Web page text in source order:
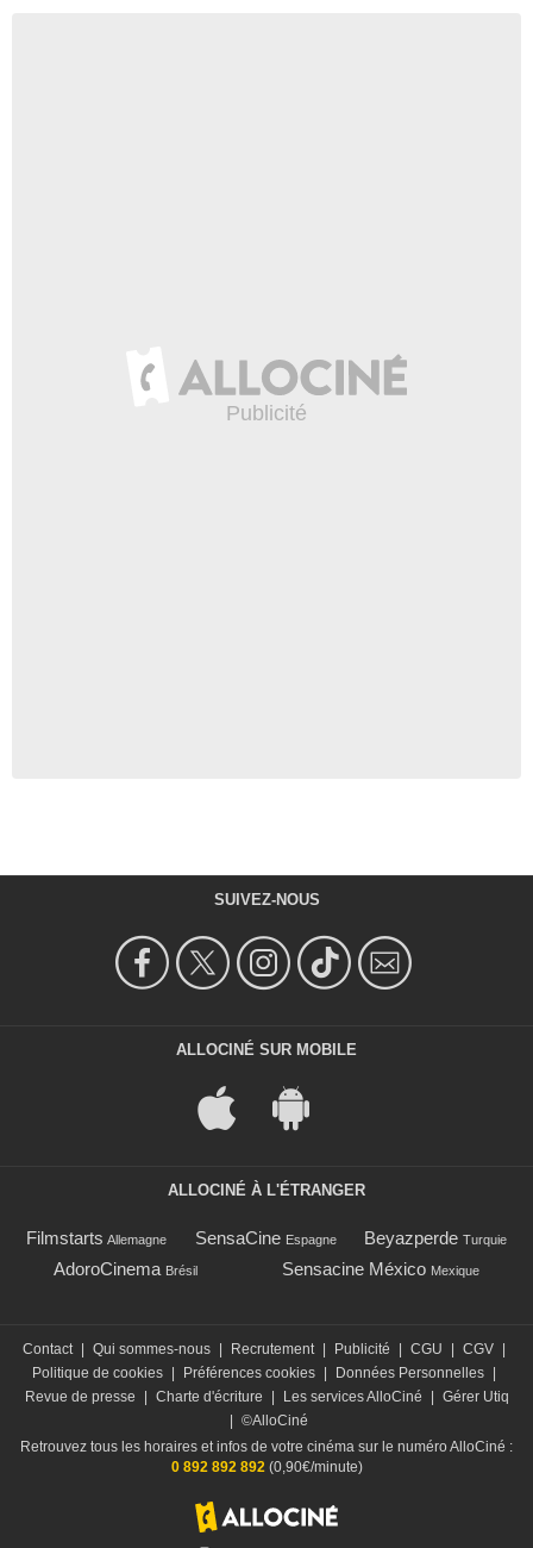
SUIVEZ-NOUS
ALLOCINÉ SUR MOBILE
ALLOCINÉ À L'ÉTRANGER
Filmstarts Allemagne SensaCine Espagne Beyazperde Turquie
AdoroCinema Brésil Sensacine México Mexique
Contact Qui sommes-nous Recrutement Publicité CGU CGV
Politique de cookies
Préférences cookies Données Personnelles
Revue de presse
Charte d'écriture Les services AlloCiné
Gérer Utiq
©AlloCiné
Retrouvez tous les horaires et infos de votre cinéma sur le numéro AlloCiné :
0 892 892 892(0,90€/minute)